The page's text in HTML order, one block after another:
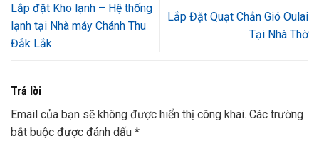
Lắp đặt Kho lạnh – Hệ thống
lạnh tại Nhà máy Chánh Thu
Đắk Lắk
Lắp Đặt Quạt Chắn Gió Oulai
Tại Nhà Thờ
Trả lời
Email của bạn sẽ không được hiển thị công khai. Các trường
bắt buộc được đánh dấu *